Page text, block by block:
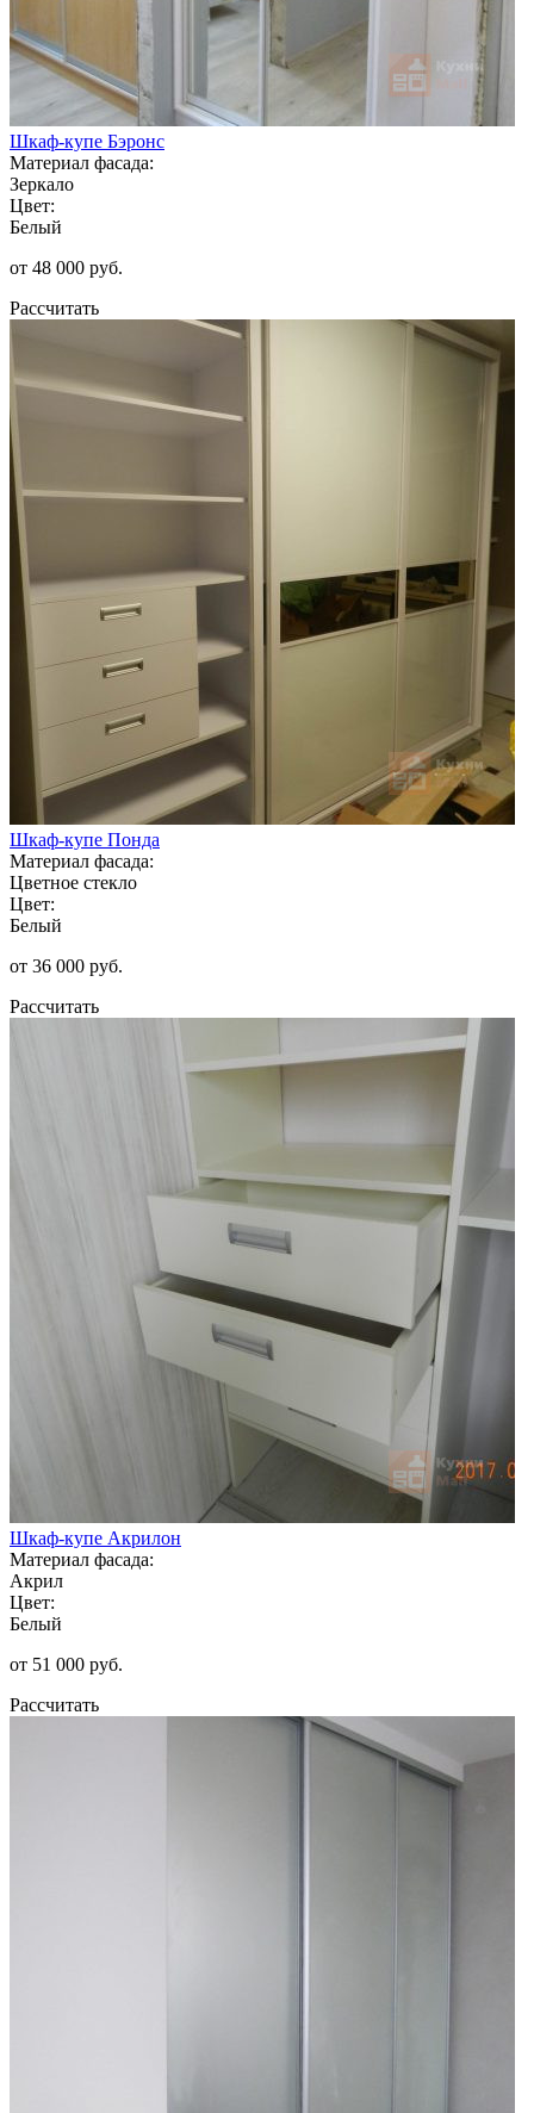
Шкаф-купе Бэронс
Материал фасада:
Зеркало
Цвет:
Белый
от 48 000 руб.
Рассчитать
Шкаф-купе Понда
Материал фасада:
Цветное стекло
Цвет:
Белый
от 36 000 руб.
Рассчитать
Шкаф-купе Акрилон
Материал фасада:
Акрил
Цвет:
Белый
от 51 000 руб.
Рассчитать